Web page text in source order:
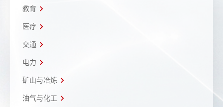
教育
医疗
交通
电力
矿山与冶炼
油气与化工